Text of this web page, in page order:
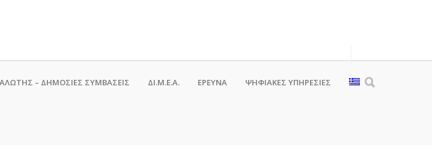
– ΔΗΜΟΣΙΕΣ ΣΥΜΒΑΣΕΙΣ ΔΙ.Μ.Ε.Α. ΕΡΕΥΝΑ ΨΗΦΙΑΚΈΣ ΥΠΗΡΕΣΊΕΣ